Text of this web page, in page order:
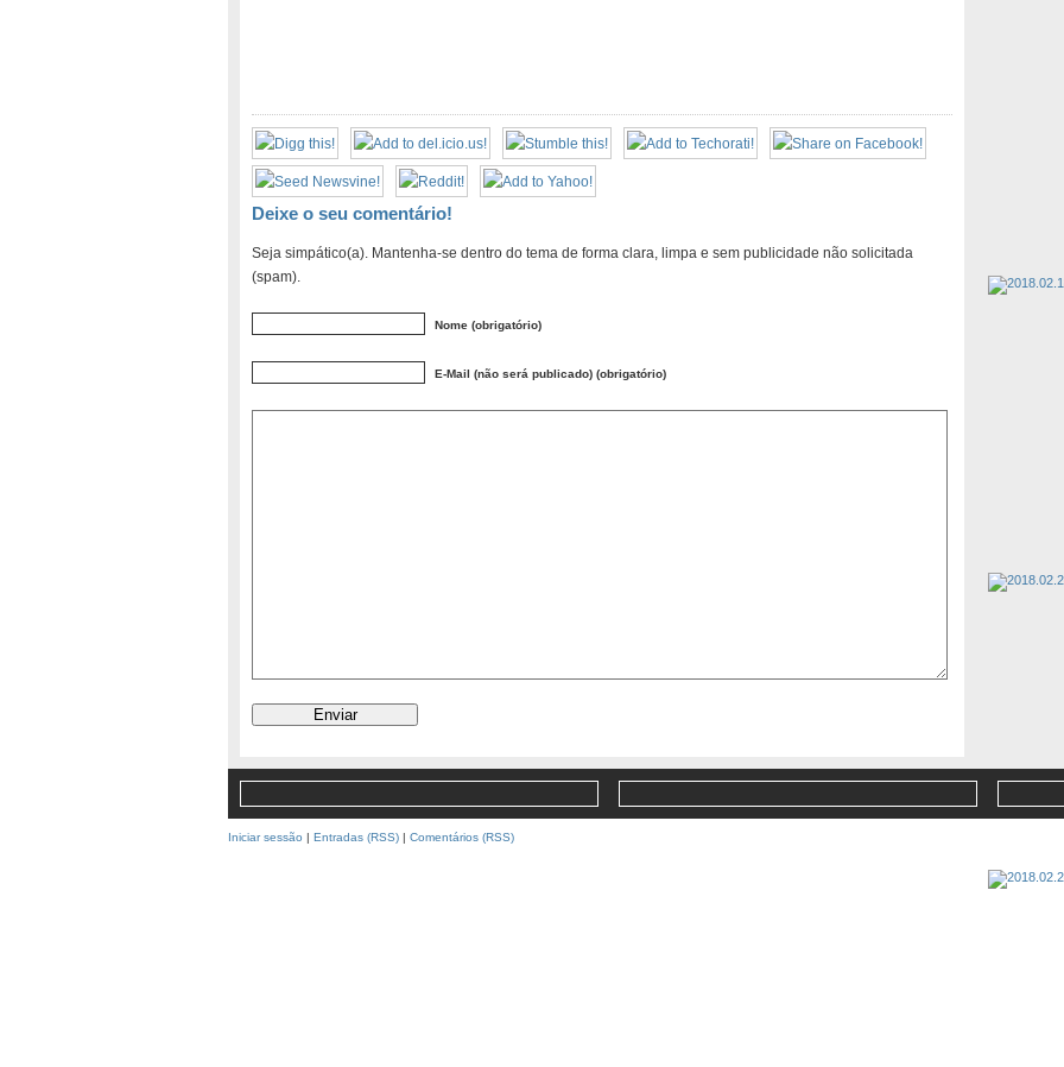
Deixe o seu comentário!
Seja simpático(a). Mantenha-se dentro do tema de forma clara, limpa e sem publicidade não solicitada
(spam).
Nome (obrigatório)
E-Mail (não será publicado) (obrigatório)
Iniciar sessão | Entradas (RSS) | Comentários (RSS)